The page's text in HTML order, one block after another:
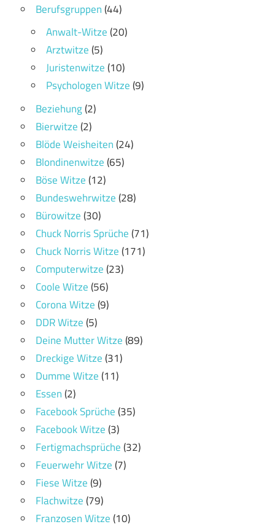
Berufsgruppen(44)
Anwalt-Witze(20)
Arztwitze(5)
Juristenwitze(10)
Psychologen Witze(9)
Beziehung(2)
Bierwitze(2)
Blöde Weisheiten(24)
Blondinenwitze(65)
Böse Witze(12)
Bundeswehrwitze(28)
Bürowitze(30)
Chuck Norris Sprüche(71)
Chuck Norris Witze(171)
Computerwitze(23)
Coole Witze(56)
Corona Witze(9)
DDR Witze(5)
Deine Mutter Witze(89)
Dreckige Witze(31)
Dumme Witze(11)
Essen(2)
Facebook Sprüche(35)
Facebook Witze(3)
Fertigmachsprüche(32)
Feuerwehr Witze(7)
Fiese Witze(9)
Flachwitze(79)
Franzosen Witze(10)